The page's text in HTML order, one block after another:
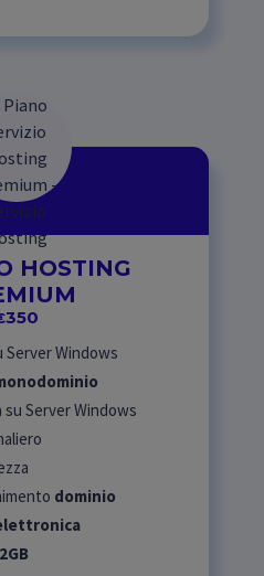
HOSTING
350
Windows
Server Windows
dominio
2GB